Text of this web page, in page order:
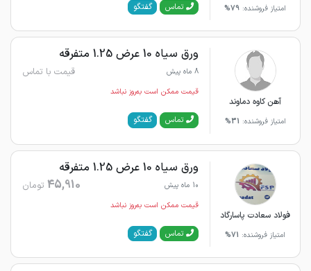
امتیاز فروشنده: 79% تماس گفتگو
آهن کاوه دماوند
امتیاز فروشنده: 31%
ورق سیاه 10 عرض 1.25 متفرقه
8 ماه پیش قیمت با تماس
قیمت ممکن است به‌روز نباشد
تماس گفتگو
فولاد سعادت پاسارگاد
امتیاز فروشنده: 71%
ورق سیاه 10 عرض 1.25 متفرقه
10 ماه پیش 45,910 تومان
قیمت ممکن است به‌روز نباشد
تماس گفتگو